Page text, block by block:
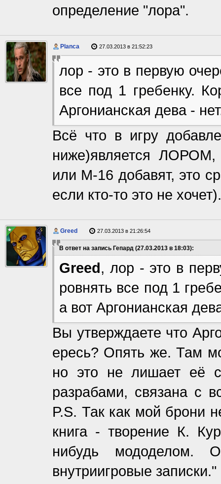
определение "лора".
Planca 27.03.2013 в 21:52:23
лор - это в первую
все под 1 гребенку.
Аргонианская дева -
Всё что в игру
ниже)является ЛОРОМ,
или М-16 добавят, это
если кто-то это не
Greed 27.03.2013 в 21:26:54
В ответ на запись Гепард (27.03.2013 в 18:03):
Greed, лор - это в
ровнять все под 1
а вот Аргонианская
Вы утверждаете что
ересь? Опять же. Там
но это не лишает её
разрабами, связана с
P.S. Так как мой брони
книга - творение К.
нибудь мододелом.
внутриигровые записки."